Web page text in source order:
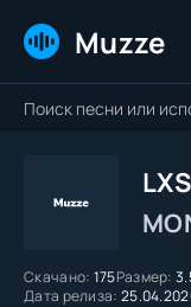
Muzze
Скачано: 175Размер:
Дата релиза: